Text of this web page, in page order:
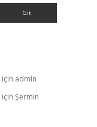
için admin
için Şermin